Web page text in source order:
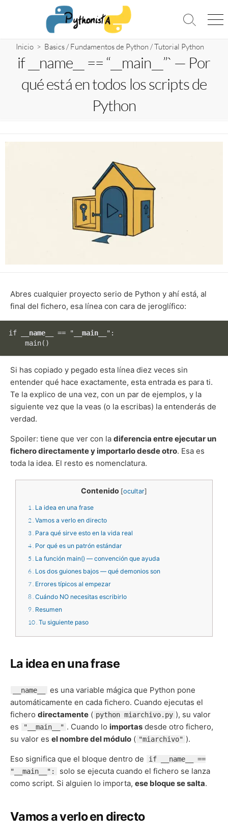
Alternar
búsqueda
Inicio > Basics/Fundamentos de Python /Tutorial Python
if __name__ == “__main__”` — Por
qué está en todos los scripts de
Python
Abres cualquier proyecto serio de Python y ahí está, al
final del fichero, esa línea con cara de jeroglífico:
if __name__ == " __main__
Si has copiado y pegado esta línea diez veces sin
entender qué hace exactamente, esta entrada es para ti.
Te la explico de una vez, con un par de ejemplos, y la
siguiente vez que la veas (o la escribas) la entenderás de
verdad.
Spoiler: tiene que ver con la diferencia entre ejecutar un
fichero directamente y importarlo desde otro. Esa es
toda la idea. El resto es nomenclatura.
Contenido [ocultar]
1
La idea en una frase
2 Vamos a verlo en directo
3 Para qué sirve esto en la vida real
4 Por qué es un patrón estándar
5 La función main() — convención que ayuda
6 Los dos guiones bajos — qué demonios son
7 Errores típicos al empezar
8 Cuándo NO necesitas escribirlo
9 Resumen
10 Tu siguiente paso
La idea en una frase
__name__
es una variable mágica que Python pone
automáticamente en cada fichero. Cuando ejecutas el
fichero directamente ( python miarchivo.py ), su valor
es
"__main__" . Cuando lo importas desde otro fichero,
su valor es el nombre del módulo ( "miarchivo" ).
Eso significa que el bloque dentro de
if __name__ ==
"__main__":
solo se ejecuta cuando el fichero se lanza
como script. Si alguien lo importa, ese bloque se salta.
Vamos a verlo en directo